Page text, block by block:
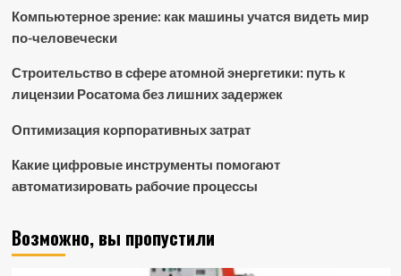
Компьютерное зрение: как машины учатся видеть мир
по-человечески
Строительство в сфере атомной энергетики: путь к
лицензии Росатома без лишних задержек
Оптимизация корпоративных затрат
Какие цифровые инструменты помогают
автоматизировать рабочие процессы
Возможно, вы пропустили